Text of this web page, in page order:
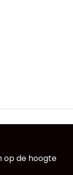
op de hoogte